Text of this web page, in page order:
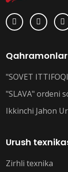
Qahramonlar
"SOVET
"SLAVA" ordeni
Ikkinchi Jahon
Urush
Zirhli texnika